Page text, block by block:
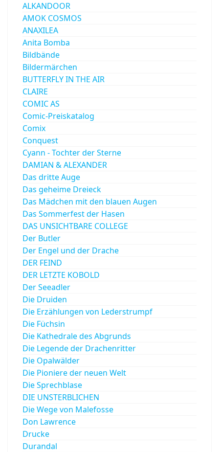
ALKANDOOR
AMOK COSMOS
ANAXILEA
Anita Bomba
Bildbände
Bildermärchen
BUTTERFLY IN THE AIR
CLAIRE
COMIC AS
Comic-Preiskatalog
Comix
Conquest
Cyann - Tochter der Sterne
DAMIAN & ALEXANDER
Das dritte Auge
Das geheime Dreieck
Das Mädchen mit den blauen Augen
Das Sommerfest der Hasen
DAS UNSICHTBARE COLLEGE
Der Butler
Der Engel und der Drache
DER FEIND
DER LETZTE KOBOLD
Der Seeadler
Die Druiden
Die Erzählungen von Lederstrumpf
Die Füchsin
Die Kathedrale des Abgrunds
Die Legende der Drachenritter
Die Opalwälder
Die Pioniere der neuen Welt
Die Sprechblase
DIE UNSTERBLICHEN
Die Wege von Malefosse
Don Lawrence
Drucke
Durandal